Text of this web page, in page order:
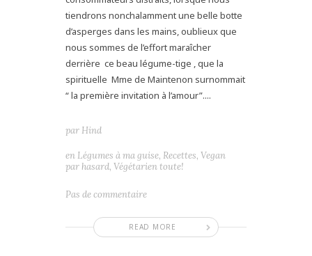
tiendrons nonchalamment une belle botte
d’asperges dans les mains, oublieux que
nous sommes de l’effort maraîcher
derrière ce beau légume-tige , que la
spirituelle Mme de Maintenon surnommait
“ la première invitation à l’amour”....
READ MORE
par Hind
en Légumes à ma guise, Recettes, Vegan
par hasard, Végétarien toute!
Pas de commentaire